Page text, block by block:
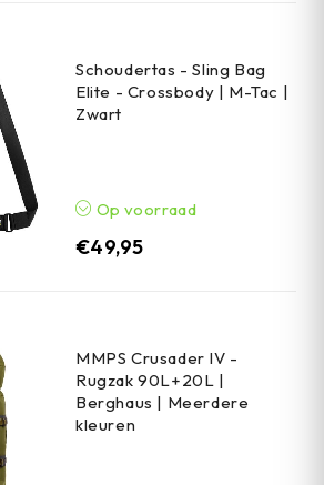
Schoudertas - Sling Bag
Elite - Crossbody | M-Tac |
Zwart
Op voorraad
€49,95
MMPS Crusader IV -
Rugzak 90L+20L |
Berghaus | Meerdere
kleuren